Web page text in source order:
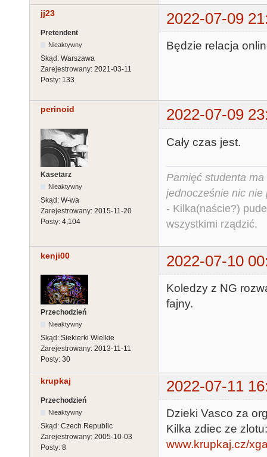
jj23 2022-07-09
Pretendent
Nieaktywny
Skąd: Warszawa
Zarejestrowany: 2021-03-11
Posty: 133
Będzie relacja
perinoid 2022-07-09
Kasetarz
Nieaktywny
Skąd: W-wa
Zarejestrowany: 2015-11-20
Posty: 4,104
Cały czas jest.
Pamięć studenta
jednocześnie nic nie
- Kilka(naście?)
wszystkimi rządzić.
kenji00 2022-07-10
Przechodzień
Nieaktywny
Skąd: Siekierki Wielkie
Zarejestrowany: 2013-11-11
Posty: 30
Koledzy z NG
fajny.
krupkaj 2022-07-11
Przechodzień
Nieaktywny
Skąd: Czech Republic
Zarejestrowany: 2005-10-03
Posty: 8
Dzieki Vasco za
Kilka zdiec ze zlotu:
www.krupkaj.cz/